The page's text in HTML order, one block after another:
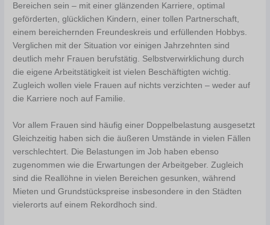
Bereichen sein – mit einer glänzenden Karriere, optimal
geförderten, glücklichen Kindern, einer tollen Partnerschaft,
einem bereichernden Freundeskreis und erfüllenden Hobbys.
Verglichen mit der Situation vor einigen Jahrzehnten sind
deutlich mehr Frauen berufstätig. Selbstverwirklichung durch
die eigene Arbeitstätigkeit ist vielen Beschäftigten wichtig.
Zugleich wollen viele Frauen auf nichts verzichten – weder auf
die Karriere noch auf Familie.
Vor allem Frauen sind häufig einer Doppelbelastung ausgesetzt
Gleichzeitig haben sich die äußeren Umstände in vielen Fällen
verschlechtert. Die Belastungen im Job haben ebenso
zugenommen wie die Erwartungen der Arbeitgeber. Zugleich
sind die Reallöhne in vielen Bereichen gesunken, während
Mieten und Grundstückspreise insbesondere in den Städten
vielerorts auf einem Rekordhoch sind.